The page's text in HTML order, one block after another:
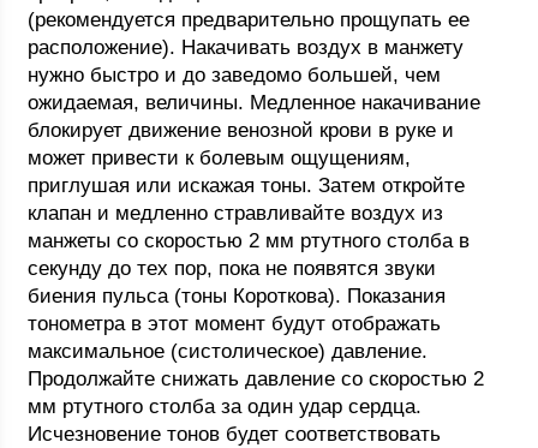
(рекомендуется предварительно прощупать ее
расположение). Накачивать воздух в манжету
нужно быстро и до заведомо большей, чем
ожидаемая, величины. Медленное накачивание
блокирует движение венозной крови в руке и
может привести к болевым ощущениям,
приглушая или искажая тоны. Затем откройте
клапан и медленно стравливайте воздух из
манжеты со скоростью 2 мм ртутного столба в
секунду до тех пор, пока не появятся звуки
биения пульса (тоны Короткова). Показания
тонометра в этот момент будут отображать
максимальное (систолическое) давление.
Продолжайте снижать давление со скоростью 2
мм ртутного столба за один удар сердца.
Исчезновение тонов будет соответствовать